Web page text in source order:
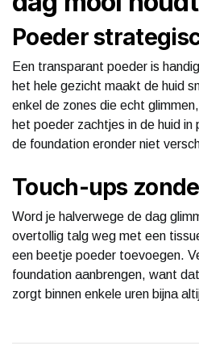
Poeder
Een transparant poeder is
het hele gezicht maakt de huid
enkel de zones die echt
het poeder zachtjes in de huid
de foundation eronder niet
Touch-ups
Word je halverwege de dag
overtollig talg weg met een
een beetje poeder toevoegen.
foundation aanbrengen, want
zorgt binnen enkele uren bijna